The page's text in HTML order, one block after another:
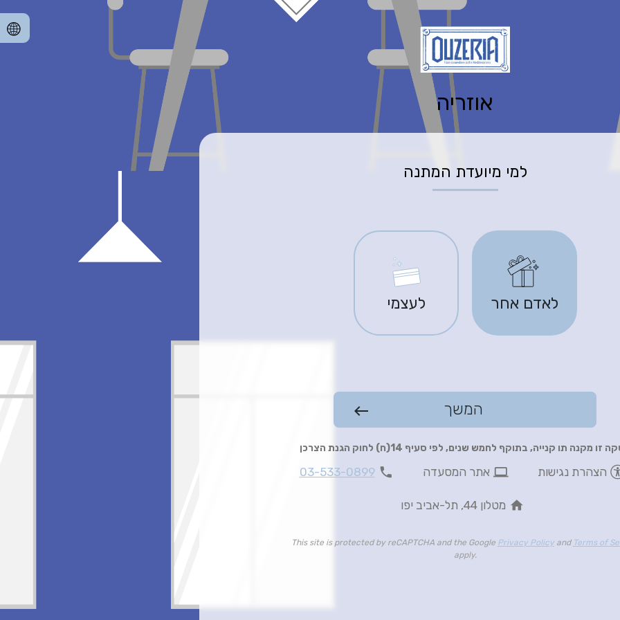
אוזריה
למי מיועדת המתנה
לאדם אחר לעצמי
המשך west
זו מקנה תו קנייה, בתוקף לחמש שנים, לפי סעיף 14(ח) לחוק הגנת הצרכן
הצהרת נגישות computer אתר המסעדה phone
03-533-0899
home מטלון 44, תל-אביב יפו
This site is protected by reCAPTCHA and the Google Privacy Policyand Terms of
apply.